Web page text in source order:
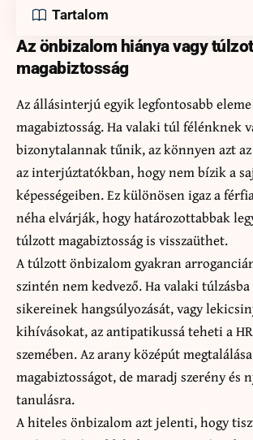
Tartalom
Az önbizalom hiánya vagy
magabiztosság
Az állásinterjú egyik legfontosabb
magabiztosság. Ha valaki túl félénknek
bizonytalannak tűnik, az könnyen azt
az interjúztatókban, hogy nem bízik a
képességeiben. Ez különösen igaz a
néha elvárják, hogy határozottabbak
túlzott magabiztosság is visszaüthet.
A túlzott önbizalom gyakran
szintén nem kedvező. Ha valaki
sikereinek hangsúlyozását, vagy
kihívásokat, az antipatikussá teheti a
szemében. Az arany középút
magabiztosságot, de maradj szerény és
tanulásra.
A hiteles önbizalom azt jelenti, hogy